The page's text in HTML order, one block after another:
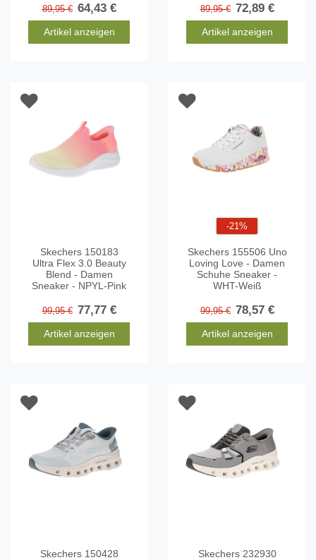
89,95 € 64,43 €
Artikel anzeigen
89,95 € 72,89 €
Artikel anzeigen
Skechers 150183
Ultra Flex 3.0 Beauty
Blend - Damen
Sneaker - NPYL-Pink
99,95 € 77,77 €
Artikel anzeigen
-21%
Skechers 155506 Uno
Loving Love - Damen
Schuhe Sneaker -
WHT-Weiß
99,95 € 78,57 €
Artikel anzeigen
Skechers 150428
Skechers 232930